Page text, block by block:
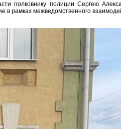
полковнику полиции Сергею
в рамках межведомственного